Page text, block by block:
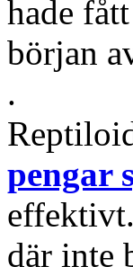
hade
början
.
pengar
där inte